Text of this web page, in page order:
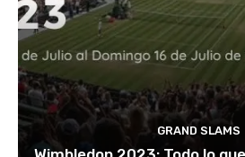
GRAND SLAMS